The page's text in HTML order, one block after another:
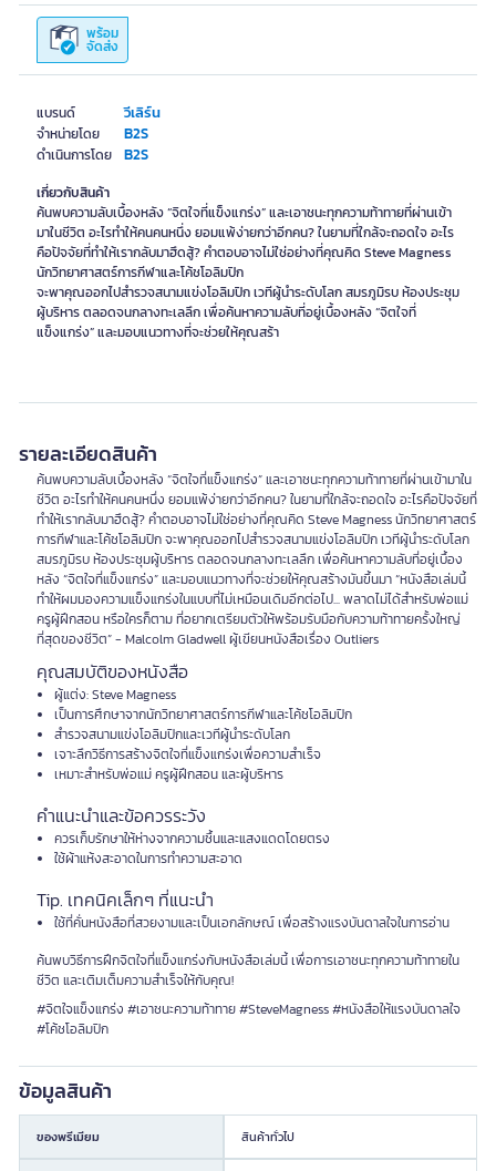
แบรนด์ วีเลิร์น
จำหน่ายโดย B2S
ดำเนินการโดย B2S
พร้อม
จัดส่ง
เกี่ยวกับสินค้า
ค้นพบความลับเบื้องหลัง “จิตใจที่แข็งแกร่ง” และเอาชนะทุกความท้าทายที่ผ่านเข้า
มาในชีวิต อะไรทำให้คนคนหนึ่ง ยอมแพ้ง่ายกว่าอีกคน? ในยามที่ใกล้จะถอดใจ อะไร
คือปัจจัยที่ทำให้เรากลับมาฮึดสู้? คำตอบอาจไม่ใช่อย่างที่คุณคิด Steve Magness
นักวิทยาศาสตร์การกีฬาและโค้ชโอลิมปิก
จะพาคุณออกไปสำรวจสนามแข่งโอลิมปิก เวทีผู้นำระดับโลก สมรภูมิรบ ห้องประชุม
ผู้บริหาร ตลอดจนกลางทะเลลึก เพื่อค้นหาความลับที่อยู่เบื้องหลัง “จิตใจที่
แข็งแกร่ง” และมอบแนวทางที่จะช่วยให้คุณสร้า
รายละเอียดสินค้า
ค้นพบความลับเบื้องหลัง “จิตใจที่แข็งแกร่ง” และเอาชนะทุกความท้าทายที่ผ่านเข้ามาใน
ชีวิต อะไรทำให้คนคนหนึ่ง ยอมแพ้ง่ายกว่าอีกคน? ในยามที่ใกล้จะถอดใจ อะไรคือปัจจัยที่
ทำให้เรากลับมาฮึดสู้? คำตอบอาจไม่ใช่อย่างที่คุณคิด Steve Magness นักวิทยาศาสตร์
การกีฬาและโค้ชโอลิมปิก จะพาคุณออกไปสำรวจสนามแข่งโอลิมปิก เวทีผู้นำระดับโลก
สมรภูมิรบ ห้องประชุมผู้บริหาร ตลอดจนกลางทะเลลึก เพื่อค้นหาความลับที่อยู่เบื้อง
หลัง “จิตใจที่แข็งแกร่ง” และมอบแนวทางที่จะช่วยให้คุณสร้างมันขึ้นมา “หนังสือเล่มนี้
ทำให้ผมมองความแข็งแกร่งในแบบที่ไม่เหมือนเดิมอีกต่อไป... พลาดไม่ได้สำหรับพ่อแม่
ครูผู้ฝึกสอน หรือใครก็ตาม ที่อยากเตรียมตัวให้พร้อมรับมือกับความท้าทายครั้งใหญ่
ที่สุดของชีวิต” - Malcolm Gladwell ผู้เขียนหนังสือเรื่อง Outliers
คุณสมบัติของหนังสือ
ผู้แต่ง: Steve Magness
เป็นการศึกษาจากนักวิทยาศาสตร์การกีฬาและโค้ชโอลิมปิก
สำรวจสนามแข่งโอลิมปิกและเวทีผู้นำระดับโลก
เจาะลึกวิธีการสร้างจิตใจที่แข็งแกร่งเพื่อความสำเร็จ
เหมาะสำหรับพ่อแม่ ครูผู้ฝึกสอน และผู้บริหาร
คำแนะนำและข้อควรระวัง
ควรเก็บรักษาให้ห่างจากความชื้นและแสงแดดโดยตรง
ใช้ผ้าแห้งสะอาดในการทำความสะอาด
Tip. เทคนิคเล็กๆ ที่แนะนำ
ใช้ที่คั่นหนังสือที่สวยงามและเป็นเอกลักษณ์ เพื่อสร้างแรงบันดาลใจในการอ่าน
ค้นพบวิธีการฝึกจิตใจที่แข็งแกร่งกับหนังสือเล่มนี้ เพื่อการเอาชนะทุกความท้าทายใน
ชีวิต และเติมเต็มความสำเร็จให้กับคุณ!
#จิตใจแข็งแกร่ง #เอาชนะความท้าทาย #SteveMagness #หนังสือให้แรงบันดาลใจ
#โค้ชโอลิมปิก
ข้อมูลสินค้า
ของพรีเมียม สินค้าทั่วไป